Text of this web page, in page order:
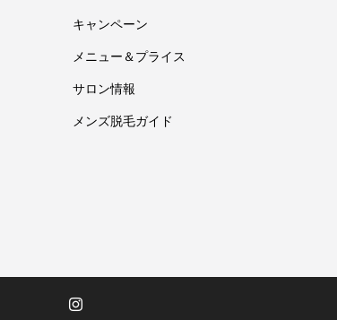
キャンペーン
メニュー＆プライス
サロン情報
メンズ脱毛ガイド